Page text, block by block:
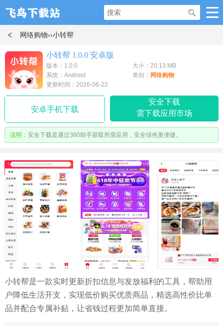
网络购物››小转帮
小转帮 1.0.0 安卓版
版本：1.0.0
大小：20.13 MB
系统：Android
类别： 网络购物
更新时间：2026-06-22
安卓手机下载
安全下载
需下载应用市场
说明： 安全下载是通过360助手获取所需应用，安全绿色更便捷。
小转帮是一款实时更新折扣信息与发放福利的工具，帮助用
户降低生活开支，实现低价购买优质商品，精选高性价比单
品并配合专属补贴，让省钱过程更加简单直接。